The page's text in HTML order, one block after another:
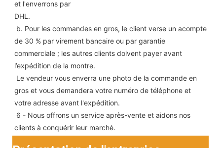
et l'enverrons par
DHL.
de 30 % par virement bancaire ou par garantie
commerciale ; les autres clients doivent payer avant
l’expédition de la montre.
gros et vous demandera votre numéro de téléphone et
votre adresse avant l'expédition.
clients à conquérir leur marché.